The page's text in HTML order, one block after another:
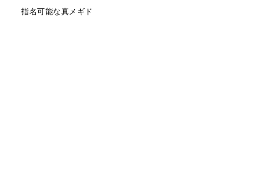
指名可能な真メギド